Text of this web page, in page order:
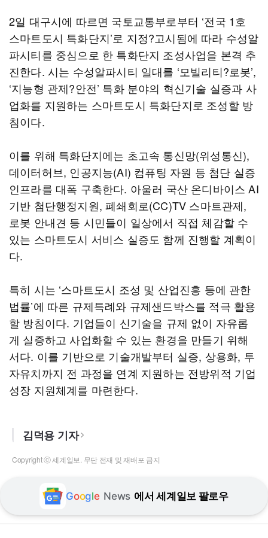
2일 대구시에 따르면 국토교통부로부터 ‘전국 1호
스마트도시 특화단지’로 지정?고시됨에 따라 수성알
파시티를 중심으로 한 특화단지 조성사업을 본격 추
진한다. 시는 수성알파시티 일대를 ‘모빌리티?로봇’,
‘지능형 관제?안전’ 특화 분야의 혁신기술 실증과 사
업화를 지원하는 스마트도시 특화단지로 조성할 방
침이다.
이를 위해 특화단지에는 초고속 통신망(위성통신),
데이터허브, 인공지능(AI) 컴퓨팅 자원 등 첨단 실증
인프라를 대폭 구축한다. 아울러 국산 온디바이스 AI
기반 첨단행정지원, 폐쇄회로(CC)TV 스마트관제,
로봇 안내견 등 시민들이 일상에서 직접 체감할 수
있는 스마트도시 서비스 실증도 함께 진행할 계획이
다.
특히 시는 ‘스마트도시 조성 및 산업진흥 등에 관한
법률’에 따른 규제특례와 규제샌드박스를 적극 활용
할 방침이다. 기업들이 신기술을 규제 없이 자유롭
게 실증하고 사업화할 수 있는 환경을 만들기 위해
서다. 이를 기반으로 기술개발부터 실증, 상용화, 투
자유치까지 전 과정을 연계 지원하는 전방위적 기업
성장 지원체계를 마련한다.
김덕용 기자
Copyright ⓒ 세계일보. 무단 전재 및 재배포 금지
Google News 에서 세계일보 팔로우